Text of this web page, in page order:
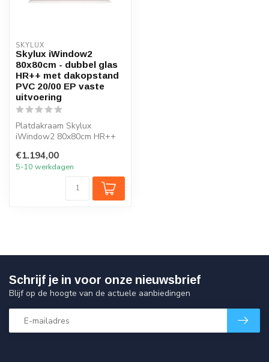
SKYLUX
Skylux iWindow2
80x80cm - dubbel glas
HR++ met dakopstand
PVC 20/00 EP vaste
uitvoering
Platdakraam Skylux
iWindow2 80x80cm HR++
€1.194,00
5-10 werkdagen
Schrijf je in voor onze nieuwsbrief
Blijf op de hoogte van de actuele aanbiedingen